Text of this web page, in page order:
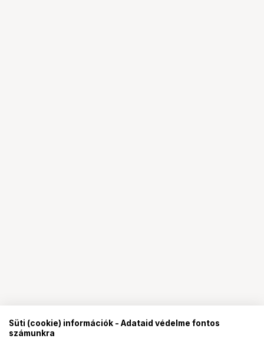
Süti (cookie) információk - Adataid védelme fontos
számunkra